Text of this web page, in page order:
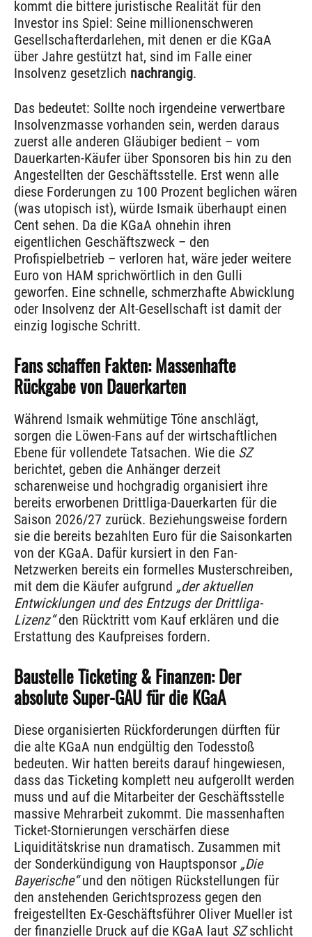
kommt die bittere juristische Realität für den
Investor ins Spiel: Seine millionenschweren
Gesellschafterdarlehen, mit denen er die KGaA
über Jahre gestützt hat, sind im Falle einer
Insolvenz gesetzlich nachrangig.
Das bedeutet: Sollte noch irgendeine verwertbare
Insolvenzmasse vorhanden sein, werden daraus
zuerst alle anderen Gläubiger bedient – vom
Dauerkarten-Käufer über Sponsoren bis hin zu den
Angestellten der Geschäftsstelle. Erst wenn alle
diese Forderungen zu 100 Prozent beglichen wären
(was utopisch ist), würde Ismaik überhaupt einen
Cent sehen. Da die KGaA ohnehin ihren
eigentlichen Geschäftszweck – den
Profispielbetrieb – verloren hat, wäre jeder weitere
Euro von HAM sprichwörtlich in den Gulli
geworfen. Eine schnelle, schmerzhafte Abwicklung
oder Insolvenz der Alt-Gesellschaft ist damit der
einzig logische Schritt.
Fans schaffen Fakten: Massenhafte
Rückgabe von Dauerkarten
Während Ismaik wehmütige Töne anschlägt,
sorgen die Löwen-Fans auf der wirtschaftlichen
Ebene für vollendete Tatsachen. Wie die SZ
berichtet, geben die Anhänger derzeit
scharenweise und hochgradig organisiert ihre
bereits erworbenen Drittliga-Dauerkarten für die
Saison 2026/27 zurück. Beziehungsweise fordern
sie die bereits bezahlten Euro für die Saisonkarten
von der KGaA. Dafür kursiert in den Fan-
Netzwerken bereits ein formelles Musterschreiben,
mit dem die Käufer aufgrund „der aktuellen
Entwicklungen und des Entzugs der Drittliga-
Lizenz“den Rücktritt vom Kauf erklären und die
Erstattung des Kaufpreises fordern.
Baustelle Ticketing & Finanzen: Der
absolute Super-GAU für die KGaA
Diese organisierten Rückforderungen dürften für
die alte KGaA nun endgültig den Todesstoß
bedeuten. Wir hatten bereits darauf hingewiesen,
dass das Ticketing komplett neu aufgerollt werden
muss und auf die Mitarbeiter der Geschäftsstelle
massive Mehrarbeit zukommt. Die massenhaften
Ticket-Stornierungen verschärfen diese
Liquiditätskrise nun dramatisch. Zusammen mit
der Sonderkündigung von Hauptsponsor „Die
Bayerische“und den nötigen Rückstellungen für
den anstehenden Gerichtsprozess gegen den
freigestellten Ex-Geschäftsführer Oliver Mueller ist
der finanzielle Druck auf die KGaA laut SZschlicht